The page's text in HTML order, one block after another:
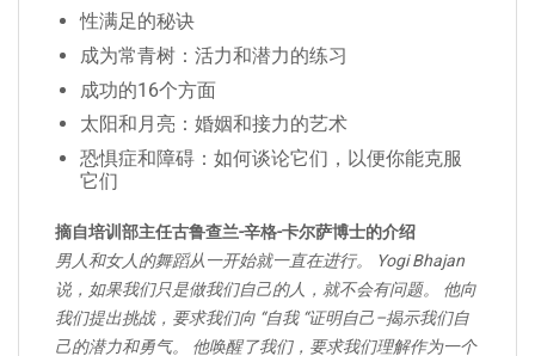
性满足的秘诀
成为常青树：活力和潜力的练习
成功的16个方面
太阳和月亮：婚姻和接力的艺术
恐惧症和障碍：如何谈论它们，以便你能克服
它们
摘自培训部主任古鲁查兰-辛格-卡尔萨博士的介绍
男人和女人的舞蹈从一开始就一直在进行。 Yogi Bhajan
说，如果我们只是做我们自己的人，就不会有问题。 他向
我们提出挑战，要求我们向 “自我 “证明自己–揭示我们自
己的潜力和勇气。 他唤醒了我们，要求我们理解作为一个